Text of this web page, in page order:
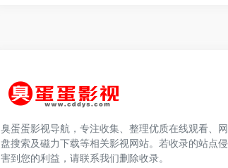
臭蛋蛋影视导航，专注收集、整理优质在线观看、网
盘搜索及磁力下载等相关影视网站。若收录的站点侵
害到您的利益，请联系我们删除收录。